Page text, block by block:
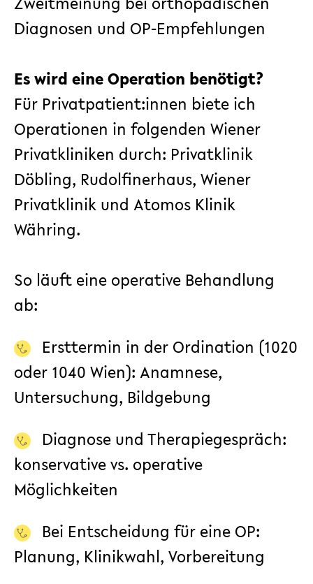
Diagnosen und OP-Empfehlungen
Es wird eine Operation benötigt?
Für Privatpatient:innen biete ich
Operationen in folgenden Wiener
Privatkliniken durch: Privatklinik
Döbling, Rudolfinerhaus, Wiener
Privatklinik und Atomos Klinik
Währing.
So läuft eine operative Behandlung
ab:
Ersttermin in der Ordination (1020
oder 1040 Wien): Anamnese,
Untersuchung, Bildgebung
Diagnose und Therapiegespräch:
konservative vs. operative
Möglichkeiten
Bei Entscheidung für eine OP:
Planung, Klinikwahl, Vorbereitung